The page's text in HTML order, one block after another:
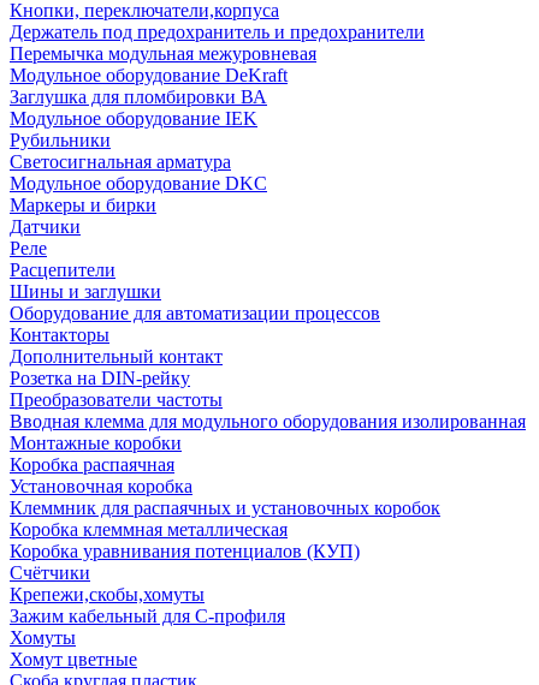
Кнопки, переключатели,корпуса
Держатель под предохранитель и предохранители
Перемычка модульная межуровневая
Модульное оборудование DeKraft
Заглушка для пломбировки ВА
Модульное оборудование IEK
Рубильники
Светосигнальная арматура
Модульное оборудование DKC
Маркеры и бирки
Датчики
Реле
Расцепители
Шины и заглушки
Оборудование для автоматизации процессов
Контакторы
Дополнительный контакт
Розетка на DIN-рейку
Преобразователи частоты
Вводная клемма для модульного оборудования изолированная
Монтажные коробки
Коробка распаячная
Установочная коробка
Клеммник для распаячных и установочных коробок
Коробка клеммная металлическая
Коробка уравнивания потенциалов (КУП)
Счётчики
Крепежи,скобы,хомуты
Зажим кабельный для С-профиля
Хомуты
Хомут цветные
Скоба круглая пластик